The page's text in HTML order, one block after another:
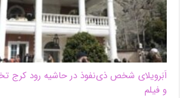
اَبَر‌ویلای شخص ذی‌نفوذ در حاشیه‌ رود کرج
و فیلم